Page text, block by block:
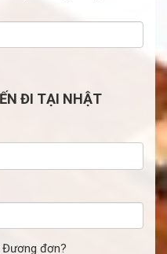
ĐI TẠI NHẬT
Đương đơn?